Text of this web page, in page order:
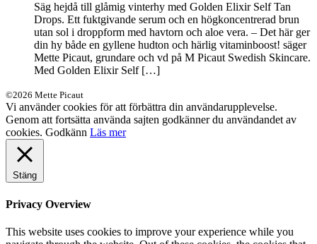
Säg hejdå till glåmig vinterhy med Golden Elixir Self Tan
Drops. Ett fuktgivande serum och en högkoncentrerad brun
utan sol i droppform med havtorn och aloe vera. – Det här ger
din hy både en gyllene hudton och härlig vitaminboost! säger
Mette Picaut, grundare och vd på M Picaut Swedish Skincare.
Med Golden Elixir Self […]
©2026 Mette Picaut
Vi använder cookies för att förbättra din användarupplevelse.
Genom att fortsätta använda sajten godkänner du användandet av
cookies. Godkänn Läs mer
Stäng
Privacy Overview
This website uses cookies to improve your experience while you